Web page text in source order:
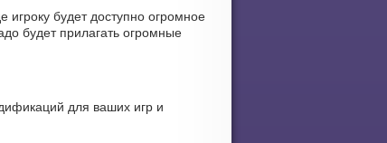
будет доступно огромное
будет прилагать огромные
для ваших игр и